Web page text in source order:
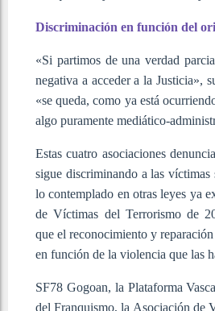
Discriminación en función del
«Si partimos de una verdad
negativa a acceder a la Justicia»,
«se queda, como ya está
algo puramente mediático-
Estas cuatro asociaciones
sigue discriminando a las víctimas
lo contemplado en otras leyes ya
de Víctimas del Terrorismo de
que el reconocimiento y
en función de la violencia que las
SF78 Gogoan, la Plataforma
del Franquismo, la Asociación de